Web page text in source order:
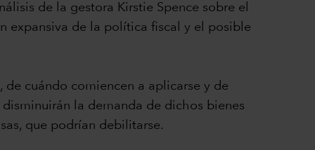
de la gestora Kirstie Spence sobre el
expansiva de la política fiscal y el posible
cuándo comiencen a aplicarse y de
la demanda de dichos bienes
que podrían debilitarse.